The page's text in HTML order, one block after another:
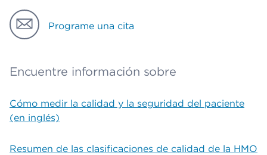
Programe una cita
Encuentre información sobre
Cómo medir la calidad y la seguridad del paciente
(en inglés)
Resumen de las clasificaciones de calidad de la HMO